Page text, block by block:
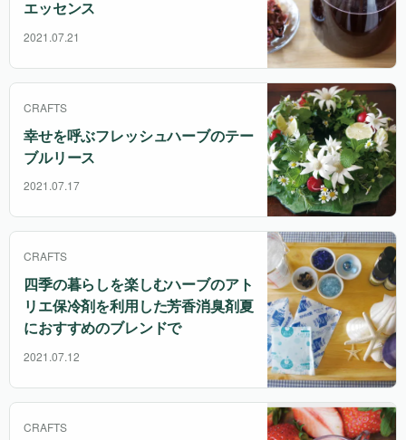
エッセンス
2021.07.21
CRAFTS
幸せを呼ぶフレッシュハーブのテー
ブルリース
2021.07.17
CRAFTS
四季の暮らしを楽しむハーブのアト
リエ保冷剤を利用した芳香消臭剤夏
におすすめのブレンドで
2021.07.12
CRAFTS